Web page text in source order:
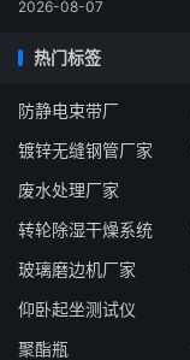
2026-08-07
热门标签
防静电束带厂
镀锌无缝钢管厂家
废水处理厂家
转轮除湿干燥系统
玻璃磨边机厂家
仰卧起坐测试仪
聚酯瓶